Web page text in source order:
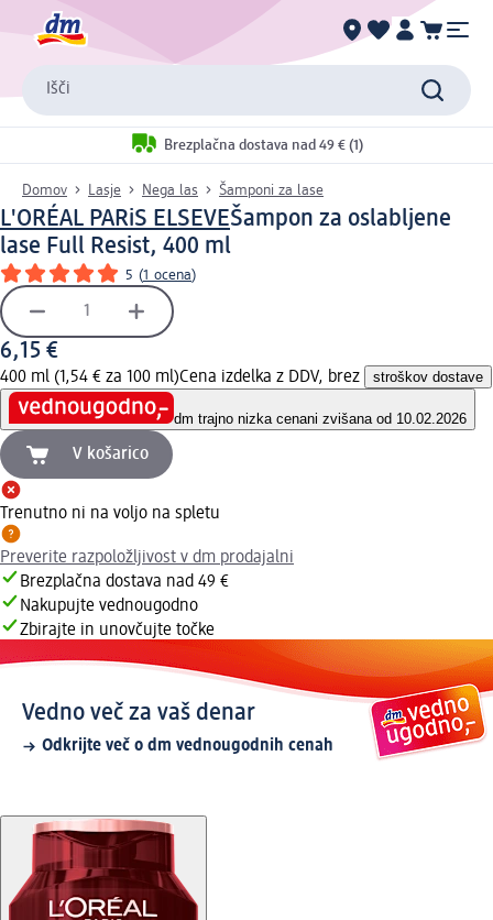
Išči
Brezplačna dostava nad 49 € (1)
Domov Lasje Nega las Šamponi za lase
L'ORÉAL PARiS ELSEVEŠampon za oslabljene
lase Full Resist, 400 ml
5 (1 ocena)
6,15 €
400 ml (1,54 € za 100 ml)Cena izdelka z DDV, brez stroškov dostave
dm trajno nizka cenani zvišana od 10.02.2026
V košarico
Trenutno ni na voljo na spletu
Preverite razpoložljivost v dm prodajalni
Brezplačna dostava nad 49 €
Nakupujte vednougodno
Zbirajte in unovčujte točke
Vedno več za vaš denar
Odkrijte več o dm vednougodnih cenah